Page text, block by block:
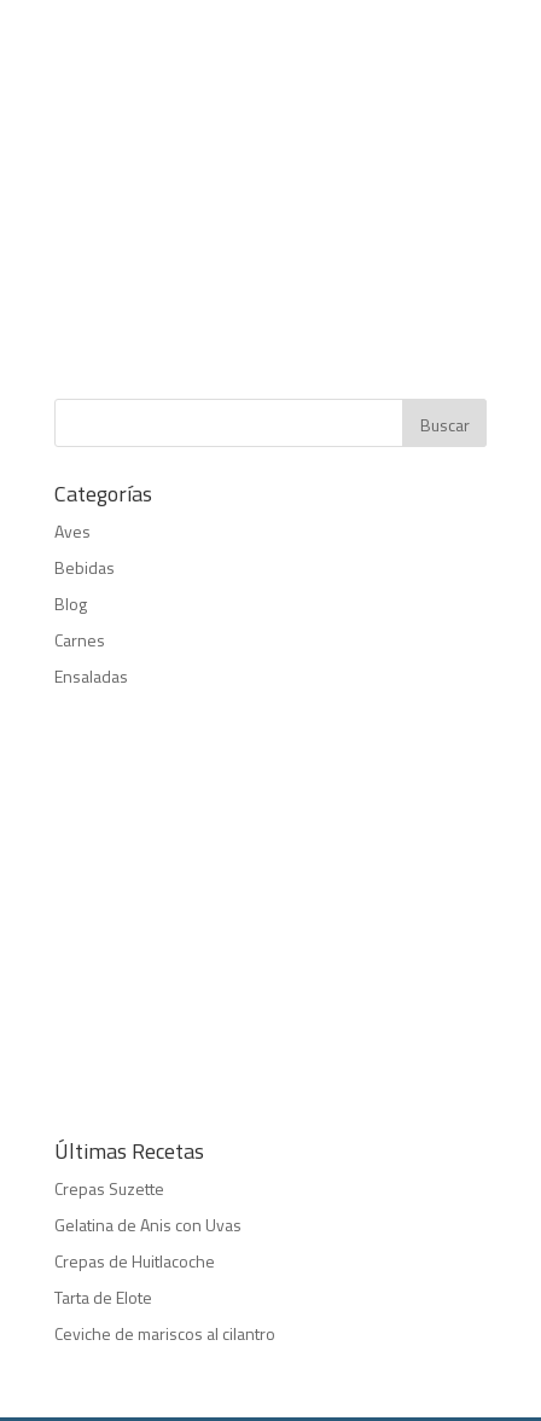
Categorías
Aves
Bebidas
Blog
Carnes
Ensaladas
Últimas Recetas
Crepas Suzette
Gelatina de Anis con Uvas
Crepas de Huitlacoche
Tarta de Elote
Ceviche de mariscos al cilantro